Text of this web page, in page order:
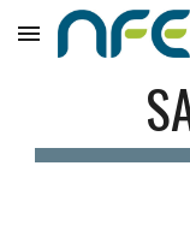
Skip to main content